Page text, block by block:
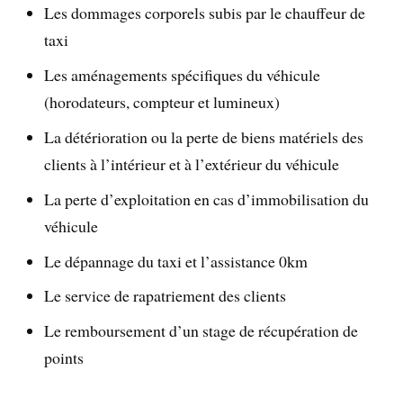
Les dommages corporels subis par le chauffeur de
taxi
Les aménagements spécifiques du véhicule
(horodateurs, compteur et lumineux)
La détérioration ou la perte de biens matériels des
clients à l’intérieur et à l’extérieur du véhicule
La perte d’exploitation en cas d’immobilisation du
véhicule
Le dépannage du taxi et l’assistance 0km
Le service de rapatriement des clients
Le remboursement d’un stage de récupération de
points